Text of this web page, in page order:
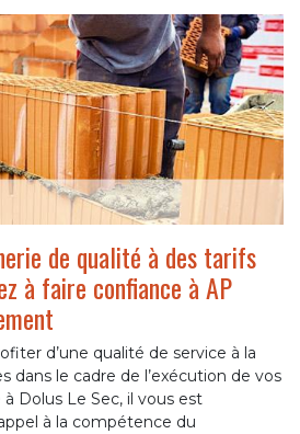
de qualité à des tarifs
à faire confiance à AP
d’une qualité de service à la
dans le cadre de l’exécution de vos
Dolus Le Sec, il vous est
à la compétence du